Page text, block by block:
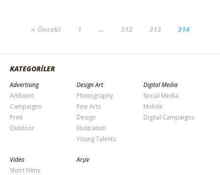
« Önceki 1 … 312 313 314
KATEGORİLER
Advertising
Ambient
Campaigns
Print
Outdoor
Design Art
Photography
Fine Arts
Design
Illustration
Young Talents
Digital Media
Social Media
Mobile
Digital Campaigns
Video
Short Films
Arşiv